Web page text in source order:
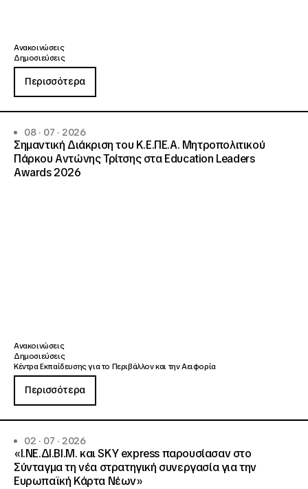
Ανακοινώσεις
Δημοσιεύσεις
Περισσότερα
08 · 07 · 2026
Σημαντική Διάκριση του Κ.Ε.ΠΕ.Α. Μητροπολιτικού
Πάρκου Αντώνης Τρίτσης στα Education Leaders
Awards 2026
Ανακοινώσεις
Δημοσιεύσεις
Κέντρα Εκπαίδευσης για το Περιβάλλον και την Αειφορία
Περισσότερα
02 · 07 · 2026
«Ι.ΝΕ.ΔΙ.ΒΙ.Μ. και SKY express παρουσίασαν στο
Σύνταγμα τη νέα στρατηγική συνεργασία για την
Ευρωπαϊκή Κάρτα Νέων»